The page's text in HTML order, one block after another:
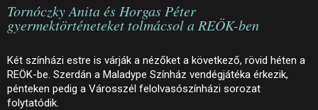
KIÁLLÍTÁSOK
INFORMÁCIÓK
Tornóczky Anita és Horgas Péter
gyermektörténeteket tolmácsol a REÖK-ben
Két színházi estre is várják a nézőket a következő, rövid héten a
REÖK-be. Szerdán a Maladype Színház vendégjátéka érkezik,
pénteken pedig a Városszél felolvasószínházi sorozat
folytatódik.